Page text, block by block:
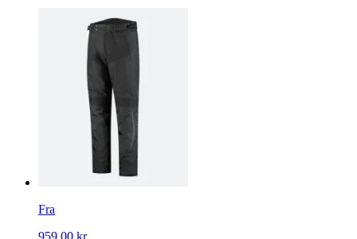
Fra